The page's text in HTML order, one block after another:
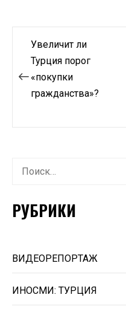
Навигация
записям
Увеличит ли
Турция порог
«покупки
гражданства»?
Найти:
РУБРИКИ
ВИДЕОРЕПОРТАЖ
ИНОСМИ: ТУРЦИЯ